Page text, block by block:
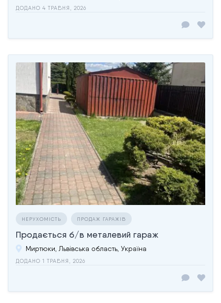
ДОДАНО 4 ТРАВНЯ, 2026
НЕРУХОМІСТЬ ПРОДАЖ ГАРАЖІВ
Продається б/в металевий гараж
Миртюки, Львівська область, Україна
ДОДАНО 1 ТРАВНЯ, 2026